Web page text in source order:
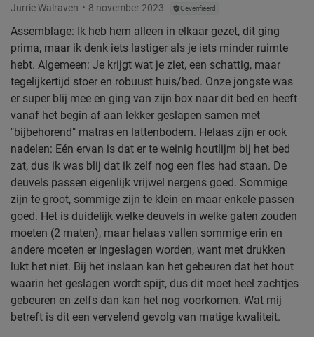
Jurrie Walraven 8 november 2023 Geverifieerd
Assemblage: Ik heb hem alleen in elkaar gezet, dit ging
prima, maar ik denk iets lastiger als je iets minder ruimte
hebt. Algemeen: Je krijgt wat je ziet, een schattig, maar
tegelijkertijd stoer en robuust huis/bed. Onze jongste was
er super blij mee en ging van zijn box naar dit bed en heeft
vanaf het begin af aan lekker geslapen samen met
"bijbehorend" matras en lattenbodem. Helaas zijn er ook
nadelen: Eén ervan is dat er te weinig houtlijm bij het bed
zat, dus ik was blij dat ik zelf nog een fles had staan. De
deuvels passen eigenlijk vrijwel nergens goed. Sommige
zijn te groot, sommige zijn te klein en maar enkele passen
goed. Het is duidelijk welke deuvels in welke gaten zouden
moeten (2 maten), maar helaas vallen sommige erin en
andere moeten er ingeslagen worden, want met drukken
lukt het niet. Bij het inslaan kan het gebeuren dat het hout
waarin het geslagen wordt spijt, dus dit moet heel zachtjes
gebeuren en zelfs dan kan het nog voorkomen. Wat mij
betreft is dit een vervelend gevolg van matige kwaliteit.